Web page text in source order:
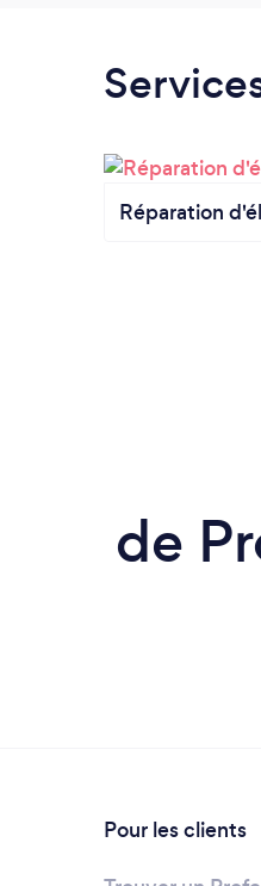
Réparation
de
Pour les clients